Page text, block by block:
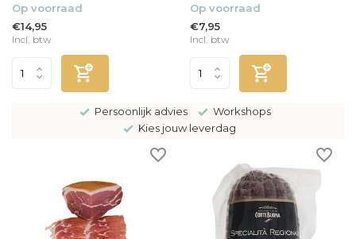
Op voorraad
€14,95
Incl. btw
Op voorraad
€7,95
Incl. btw
Persoonlijk advies
Workshops
Kies jouw leverdag